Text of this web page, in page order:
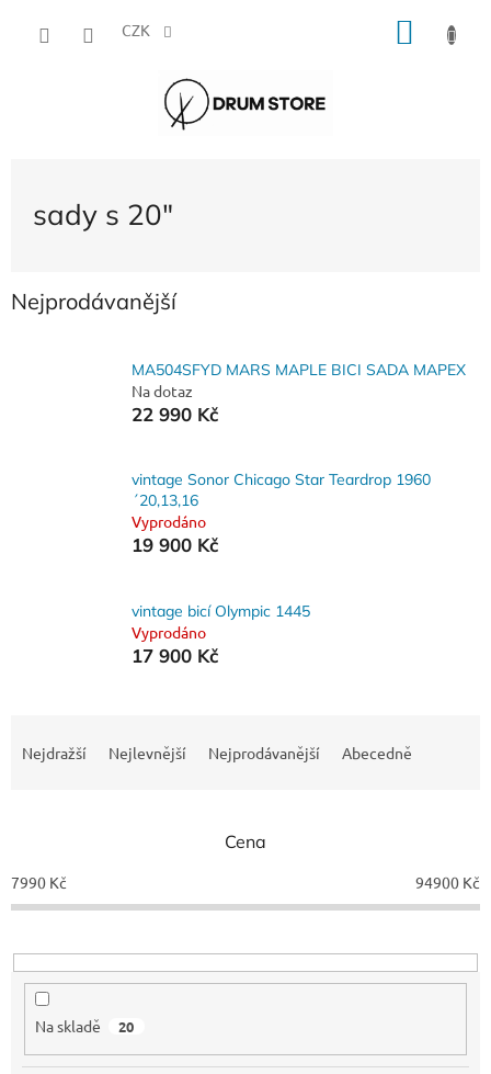
CZK
sady s 20"
Nejprodávanější
MA504SFYD MARS MAPLE BICI SADA MAPEX
Na dotaz
22 990 Kč
vintage Sonor Chicago Star Teardrop 1960
´20,13,16
Vyprodáno
19 900 Kč
vintage bicí Olympic 1445
Vyprodáno
17 900 Kč
p
r
o
u
Nejdražší Nejlevnější Nejprodávanější Abecedně
Cena
7990 Kč 94900 Kč
Na skladě 20